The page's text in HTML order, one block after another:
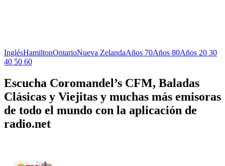
InglésHamiltonOntarioNueva ZelandaAños 70Años 80Años 20 30
40 50 60
Escucha Coromandel’s CFM, Baladas
Clásicas y Viejitas y muchas más emisoras
de todo el mundo con la aplicación de
radio.net